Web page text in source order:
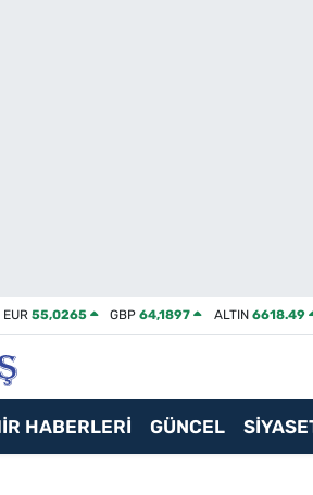
EUR 55,0265 GBP64,1897 ALTIN 6618.49
HABERLERİ GÜNCEL